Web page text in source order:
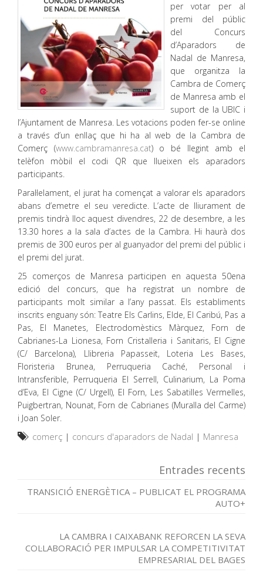
per votar per al
premi del públic
del Concurs
d’Aparadors de
Nadal de Manresa,
que organitza la
Cambra de Comerç
de Manresa amb el
suport de la UBIC i
l’Ajuntament de Manresa. Les votacions poden fer-se online
a través d’un enllaç que hi ha al web de la Cambra de
Comerç (www.cambramanresa.cat) o bé llegint amb el
telèfon mòbil el codi QR que llueixen els aparadors
participants.
Paral·lelament, el jurat ha començat a valorar els aparadors
abans d’emetre el seu veredicte. L’acte de lliurament de
premis tindrà lloc aquest divendres, 22 de desembre, a les
13.30 hores a la sala d’actes de la Cambra. Hi haurà dos
premis de 300 euros per al guanyador del premi del públic i
el premi del jurat.
25 comerços de Manresa participen en aquesta 50ena
edició del concurs, que ha registrat un nombre de
participants molt similar a l’any passat. Els establiments
inscrits enguany són: Teatre Els Carlins, Elde, El Caribú, Pas a
Pas, El Manetes, Electrodomèstics Màrquez, Forn de
Cabrianes-La Lionesa, Forn Cristalleria i Sanitaris, El Cigne
(C/ Barcelona), Llibreria Papasseit, Loteria Les Bases,
Floristeria Brunea, Perruqueria Caché, Personal i
Intransferible, Perruqueria El Serrell, Culinarium, La Poma
d’Eva, El Cigne (C/ Urgell), El Forn, Les Sabatilles Vermelles,
Puigbertran, Nounat, Forn de Cabrianes (Muralla del Carme)
i Joan Soler.
comerç | concurs d'aparadors de Nadal | Manresa
Entrades recents
TRANSICIÓ ENERGÈTICA – PUBLICAT EL PROGRAMA
AUTO+
LA CAMBRA I CAIXABANK REFORCEN LA SEVA
COL·LABORACIÓ PER IMPULSAR LA COMPETITIVITAT
EMPRESARIAL DEL BAGES